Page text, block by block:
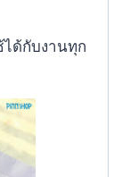
ด้กับงานทุก